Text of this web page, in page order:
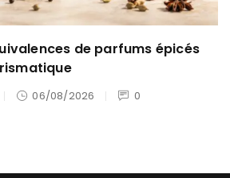
de parfums épicés
06/08/2026 0